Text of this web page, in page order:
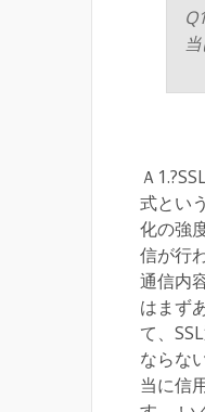
Ａ
式とい
化の強
信が行
通信内
はまず
て、
ならな
当に信